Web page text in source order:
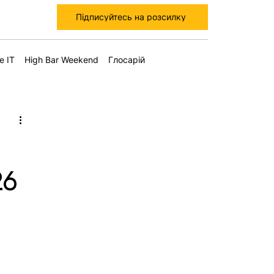
Підписуйтесь на розсилку
IT High Bar Weekend Глосарій